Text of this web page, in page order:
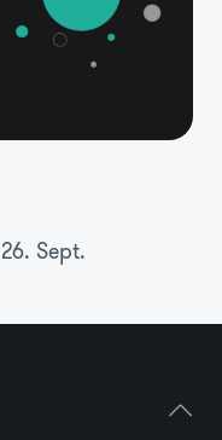
26. Sept.